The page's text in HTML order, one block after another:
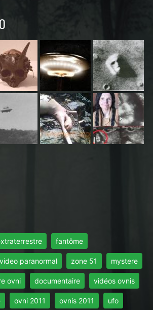
fantôme
video paranormal zone 51 mystere
ovni documentaire vidéos ovnis
ovni 2011 ovnis 2011 ufo